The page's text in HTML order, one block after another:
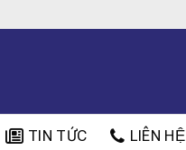
TIN TỨC LIÊN HỆ